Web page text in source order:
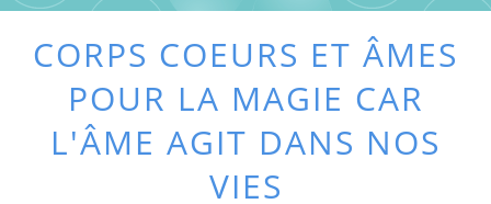
CORPS COEURS ET ÂMES
POUR LA MAGIE CAR
L'ÂME AGIT DANS NOS
VIES